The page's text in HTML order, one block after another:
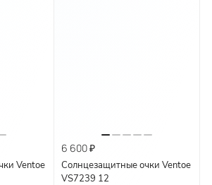
Ventoe
6 600 ₽
Солнцезащитные очки Ventoe
VS7239 12